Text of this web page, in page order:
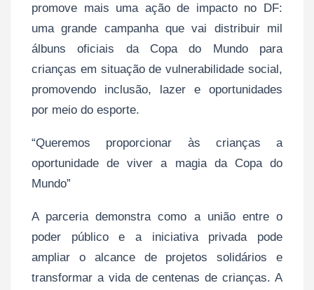
promove mais uma ação de impacto no DF:
uma grande campanha que vai distribuir mil
álbuns oficiais da Copa do Mundo para
crianças em situação de vulnerabilidade social,
promovendo inclusão, lazer e oportunidades
por meio do esporte.
“Queremos proporcionar às crianças a
oportunidade de viver a magia da Copa do
Mundo”
A parceria demonstra como a união entre o
poder público e a iniciativa privada pode
ampliar o alcance de projetos solidários e
transformar a vida de centenas de crianças. A